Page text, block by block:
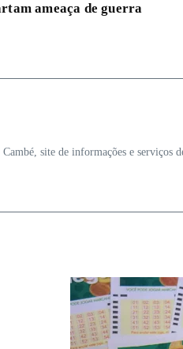
ameaça de guerra
site de informações e serviços